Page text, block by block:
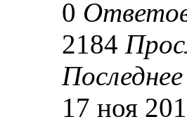
0
2184
17 ноя